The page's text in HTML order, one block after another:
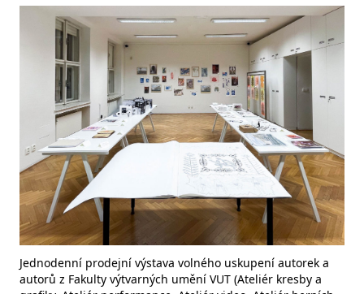
Jednodenní prodejní výstava volného uskupení autorek a
autorů z Fakulty výtvarných umění VUT (Ateliér kresby a